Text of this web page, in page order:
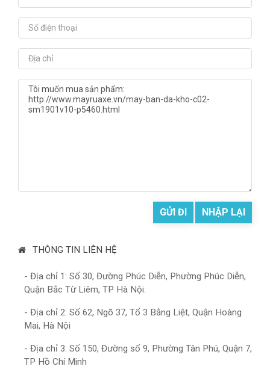
GỬI ĐI
THÔNG TIN LIÊN HỆ
- Địa chỉ 1: Số 30, Đường Phúc Diễn, Phường Phúc Diễn,
Quận Bắc Từ Liêm, TP Hà Nội.
- Địa chỉ 2: Số 62, Ngõ 37, Tổ 3 Bằng Liệt, Quận Hoàng
Mai, Hà Nội
- Địa chỉ 3: Số 150, Đường số 9, Phường Tân Phú, Quận 7,
TP Hồ Chí Minh